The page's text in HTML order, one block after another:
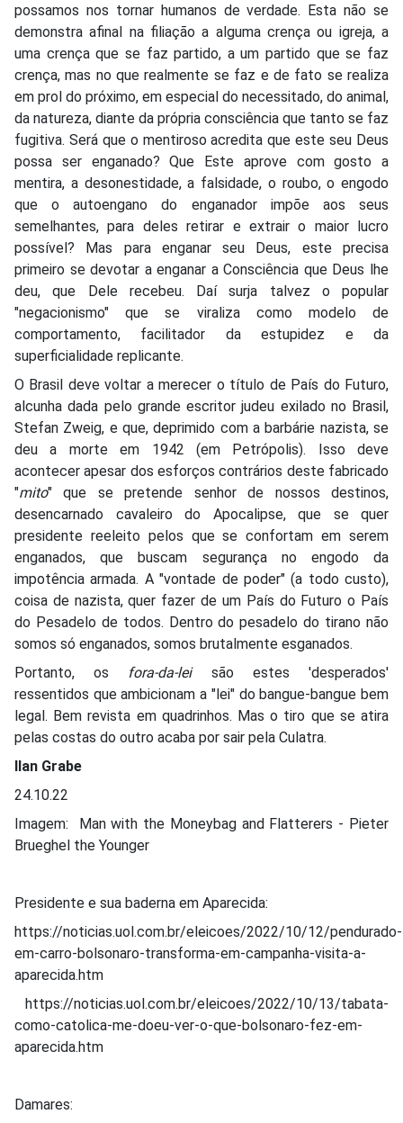
possamos nos tornar humanos de verdade. Esta não se
demonstra afinal na filiação a alguma crença ou igreja, a
uma crença que se faz partido, a um partido que se faz
crença, mas no que realmente se faz e de fato se realiza
em prol do próximo, em especial do necessitado, do animal,
da natureza, diante da própria consciência que tanto se faz
fugitiva. Será que o mentiroso acredita que este seu Deus
possa ser enganado? Que Este aprove com gosto a
mentira, a desonestidade, a falsidade, o roubo, o engodo
que o autoengano do enganador impõe aos seus
semelhantes, para deles retirar e extrair o maior lucro
possível? Mas para enganar seu Deus, este precisa
primeiro se devotar a enganar a Consciência que Deus lhe
deu, que Dele recebeu. Daí surja talvez o popular
"negacionismo" que se viraliza como modelo de
comportamento, facilitador da estupidez e da
superficialidade replicante.
O Brasil deve voltar a merecer o título de País do Futuro,
alcunha dada pelo grande escritor judeu exilado no Brasil,
Stefan Zweig, e que, deprimido com a barbárie nazista, se
deu a morte em 1942 (em Petrópolis). Isso deve
acontecer apesar dos esforços contrários deste fabricado
"mito" que se pretende senhor de nossos destinos,
desencarnado cavaleiro do Apocalipse, que se quer
presidente reeleito pelos que se confortam em serem
enganados, que buscam segurança no engodo da
impotência armada. A "vontade de poder" (a todo custo),
coisa de nazista, quer fazer de um País do Futuro o País
do Pesadelo de todos. Dentro do pesadelo do tirano não
somos só enganados, somos brutalmente esganados.
Portanto, os fora-da-leisão estes 'desperados'
ressentidos que ambicionam a "lei" do bangue-bangue bem
legal. Bem revista em quadrinhos. Mas o tiro que se atira
pelas costas do outro acaba por sair pela Culatra.
Ilan Grabe
24.10.22
Imagem: Man with the Moneybag and Flatterers - Pieter
Brueghel the Younger
Presidente e sua baderna em Aparecida:
https://noticias.uol.com.br/eleicoes/2022/10/12/pendurado-
em-carro-bolsonaro-transforma-em-campanha-visita-a-
aparecida.htm
https://noticias.uol.com.br/eleicoes/2022/10/13/tabata-
como-catolica-me-doeu-ver-o-que-bolsonaro-fez-em-
aparecida.htm
Damares: